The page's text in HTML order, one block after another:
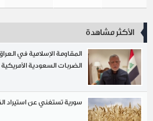
مشاهدة
المقاومة الإسلامية في العراق تعلن
الضربات السعودية الأمريكية
سورية تستغني عن استيراد القمح للمرة